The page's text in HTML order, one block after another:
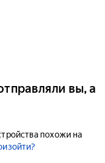
вы, а
похожи на